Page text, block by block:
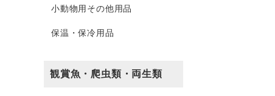
小動物用その他用品
保温・保冷用品
観賞魚・爬虫類・両生類